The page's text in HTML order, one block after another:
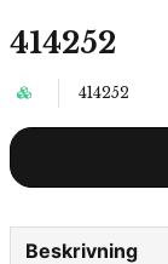
414252
414252
Beskrivning